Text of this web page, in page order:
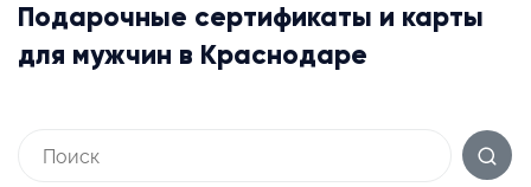
Подарочные сертификаты и карты
для мужчин в Краснодаре